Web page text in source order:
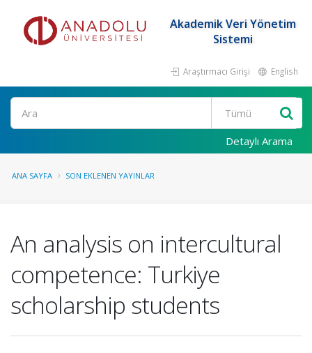
Akademik Veri Yönetim
Sistemi
Araştırmacı Girişi English
Ara
Detaylı Arama
ANA SAYFA SON EKLENEN YAYINLAR
An analysis on intercultural
competence: Turkiye
scholarship students